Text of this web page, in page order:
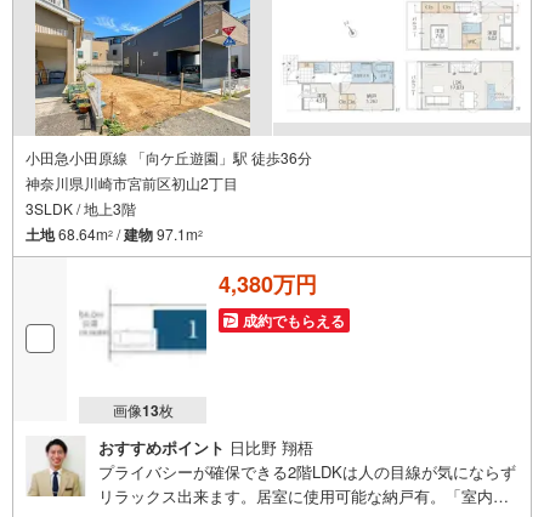
小田急小田原線 「向ケ丘遊園」駅 徒歩36分
神奈川県川崎市宮前区初山2丁目
3SLDK / 地上3階
土地68.64m2 /建物97.1m2
画像13枚
4,380万円
成約でもらえる
おすすめポイント 日比野 翔梧
プライバシーが確保できる2階LDKは人の目線が気にならず
リラックス出来ます。居室に使用可能な納戸有。「室内・